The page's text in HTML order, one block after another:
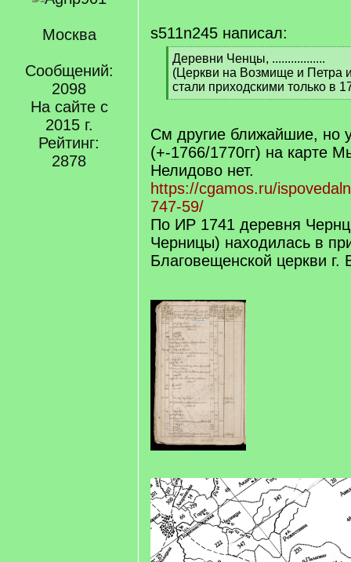
Москва
Сообщений:
2098
На сайте с
2015 г.
Рейтинг:
2878
s511n245 написал:
[
q
]
Деревни Ченцы, .................
(Церкви на Возмище и Петра
стали приходскими только в
[
См другие ближайшие, но
(+-1766/1770гг) на карте
Нелидово нет.
https://cgamos.ru/
747-59/
По ИР 1741 деревня
Черницы) находилась в
Благовещенской церкви г.